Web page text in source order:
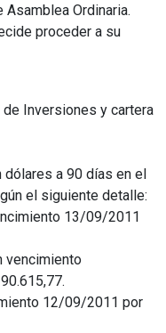
Ordinaria.
proceder a su
Inversiones y cartera
a 90 días en el
el siguiente detalle:
13/09/2011
vencimiento
12/09/2011 por